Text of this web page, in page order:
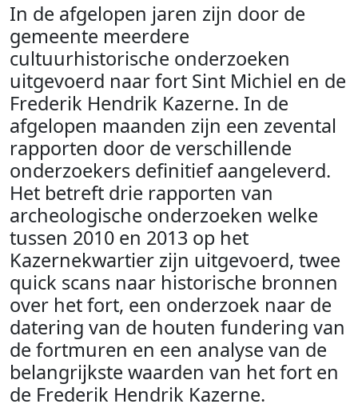
In de afgelopen jaren zijn door de
gemeente meerdere
cultuurhistorische onderzoeken
uitgevoerd naar fort Sint Michiel en de
Frederik Hendrik Kazerne. In de
afgelopen maanden zijn een zevental
rapporten door de verschillende
onderzoekers definitief aangeleverd.
Het betreft drie rapporten van
archeologische onderzoeken welke
tussen 2010 en 2013 op het
Kazernekwartier zijn uitgevoerd, twee
quick scans naar historische bronnen
over het fort, een onderzoek naar de
datering van de houten fundering van
de fortmuren en een analyse van de
belangrijkste waarden van het fort en
de Frederik Hendrik Kazerne.